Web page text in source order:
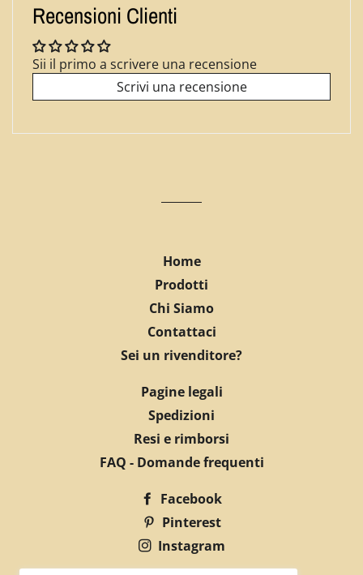
Recensioni Clienti
Sii il primo a scrivere una recensione
Scrivi una recensione
Home
Prodotti
Chi Siamo
Contattaci
Sei un rivenditore?
Pagine legali
Spedizioni
Resi e rimborsi
FAQ - Domande frequenti
Facebook
Pinterest
Instagram